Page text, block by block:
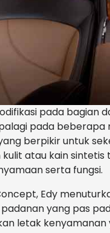
pada bagian
pada
berpikir untuk
kulit atau kain
serta fungsi.
Edy
yang pas
letak